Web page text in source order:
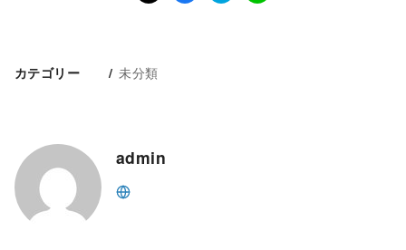
カテゴリー 未分類
admin